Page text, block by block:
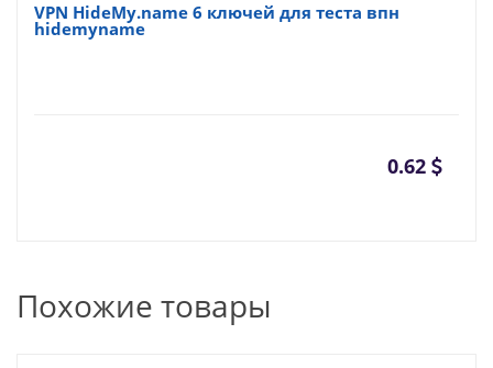
VPN HideMy.name 6 ключей для теста впн
hidemyname
0.62
Похожие товары